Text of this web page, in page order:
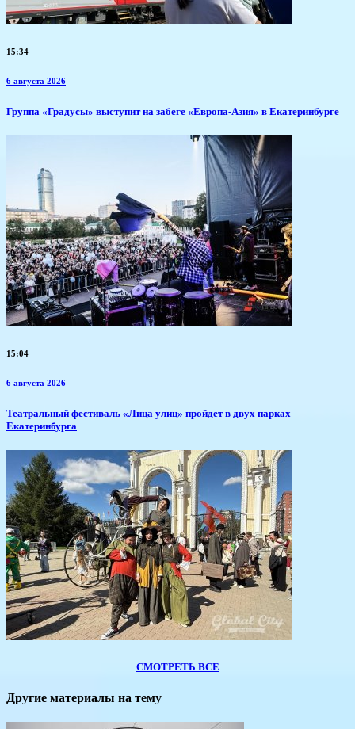
15:34
6 августа 2026
​Группа «Градусы» выступит на забеге «Европа-Азия» в Екатеринбурге
15:04
6 августа 2026
​Театральный фестиваль «Лица улиц» пройдет в двух парках
Екатеринбурга
СМОТРЕТЬ ВСЕ
Другие материалы на тему